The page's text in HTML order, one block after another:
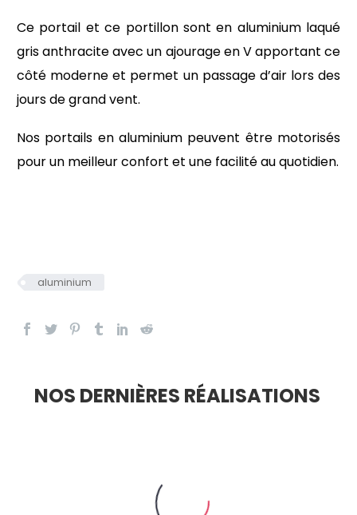
Ce portail et ce portillon sont en aluminium laqué
gris anthracite avec un ajourage en V apportant ce
côté moderne et permet un passage d’air lors des
jours de grand vent.
Nos portails en aluminium peuvent être motorisés
pour un meilleur confort et une facilité au quotidien.
aluminium
NOS DERNIÈRES RÉALISATIONS